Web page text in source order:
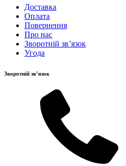
Доставка
Оплата
Повернення
Про нас
Зворотній зв’язок
Угода
Зворотній зв’язок